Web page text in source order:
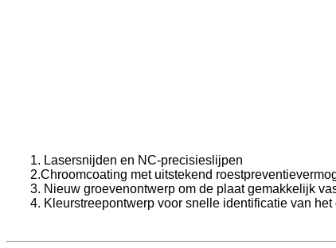
1. Lasersnijden en NC-precisieslijpen
2.Chroomcoating met uitstekend
3. Nieuw groevenontwerp om de plaat gemakkelijk
4. Kleurstreepontwerp voor snelle identificatie van het